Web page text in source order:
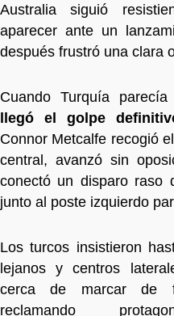
Australia siguió
aparecer ante un
después frustró una clara
Cuando Turquía
llegó el golpe
Connor Metcalfe recogió
central, avanzó sin
conectó un disparo raso
junto al poste izquierdo
Los turcos insistieron
lejanos y centros
cerca de marcar de
reclamando